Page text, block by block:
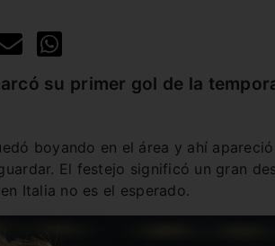
su primer gol de la
boyando en el área y ahí
El festejo significó un gran
Italia no es el esperado.